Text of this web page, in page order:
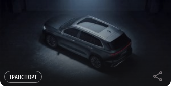
ТРАНСПОРТ r